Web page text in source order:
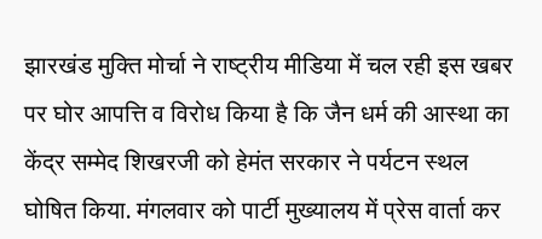
झारखंड मुक्ति मोर्चा ने राष्ट्रीय मीडिया में चल रही इस खबर
पर घोर आपत्ति व विरोध किया है कि जैन धर्म की आस्था का
केंद्र सम्मेद शिखरजी को हेमंत सरकार ने पर्यटन स्थल
घोषित किया. मंगलवार को पार्टी मुख्यालय में प्रेस वार्ता कर